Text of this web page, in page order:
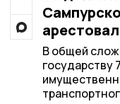
В общей
государству